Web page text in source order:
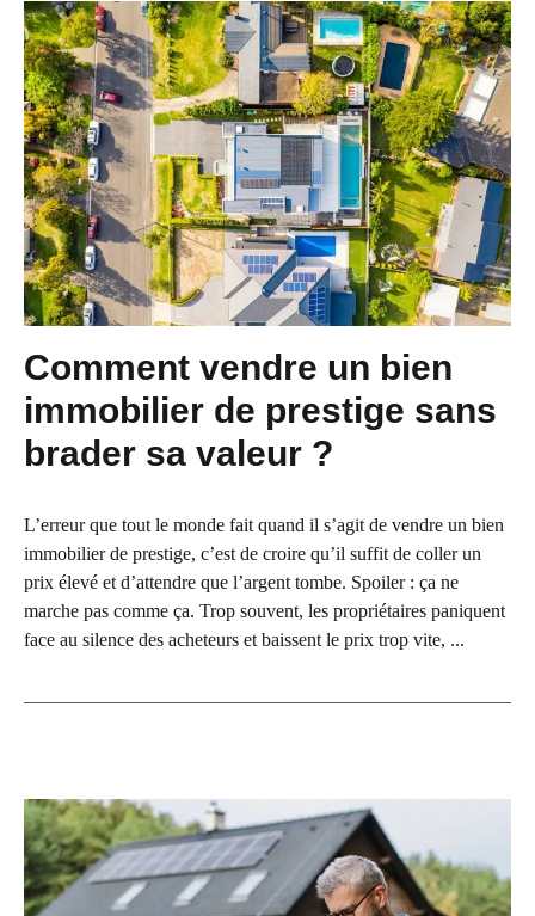
Comment vendre un bien
immobilier de prestige sans
brader sa valeur ?
L’erreur que tout le monde fait quand il s’agit de vendre un bien
immobilier de prestige, c’est de croire qu’il suffit de coller un
prix élevé et d’attendre que l’argent tombe. Spoiler : ça ne
marche pas comme ça. Trop souvent, les propriétaires paniquent
face au silence des acheteurs et baissent le prix trop vite, ...